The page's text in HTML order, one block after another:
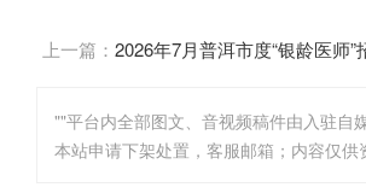
上一篇： 2026年7月普洱市度“银龄医师”
""平台内全部图文、音视频稿件由入驻自
本站申请下架处置，客服邮箱；内容仅